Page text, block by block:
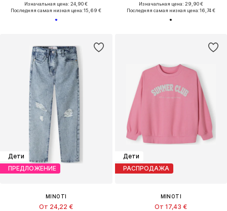
Изначальная цена: 24,90 €
Последняя самая низкая цена:15,69 €
Изначальная цена: 29,90 €
Последняя самая низкая цена:16,74 €
Дети
ПРЕДЛОЖЕНИЕ
MINOTI
От 24,22 €
Дети
РАСПРОДАЖА
MINOTI
От 17,43 €